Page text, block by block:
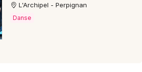
L'Archipel - Perpignan
Danse